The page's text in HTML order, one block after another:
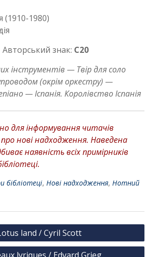
(1910-1980)
знак: С20
інструментів — Твір для соло
(окрім оркестру) —
— Іспанія. Королівство Іспанія
для інформування читачів
нові надходження. Наведена
наявність всіх примірників
бібліотеці, Нові надходження, Нотний
land / Cyril Scott